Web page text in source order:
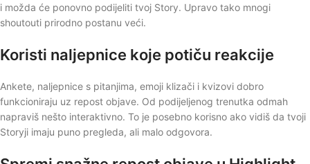
i možda će ponovno podijeliti tvoj Story. Upravo tako mnogi
shoutouti prirodno postanu veći.
Koristi naljepnice koje potiču reakcije
Ankete, naljepnice s pitanjima, emoji klizači i kvizovi dobro
funkcioniraju uz repost objave. Od podijeljenog trenutka odmah
napraviš nešto interaktivno. To je posebno korisno ako vidiš da tvoji
Storyji imaju puno pregleda, ali malo odgovora.